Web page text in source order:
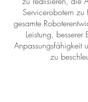
Servicerobotern
gesamte
Leistung, besserer
Anpassungsfähigkeit
zu